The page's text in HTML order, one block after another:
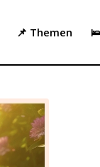
📌 Themen